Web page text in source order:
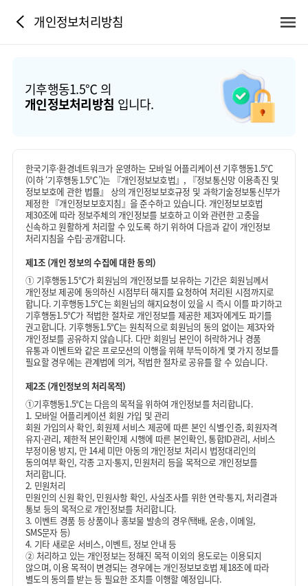
개인정보처리방침
기후행동1.5℃ 의
개인정보처리방침 입니다.
한국기후·환경네트워크가 운영하는 모바일 어플리케이션 기후행동1.5℃
(이하 ‘기후행동1.5℃’)는 『개인정보보호법』, 『정보통신망 이용촉진 및
정보보호에 관한 법률』 상의 개인정보보호규정 및 과학기술정보통신부가
제정한 『개인정보보호지침』을 준수하고 있습니다. 개인정보보호법
제30조에 따라 정보주체의 개인정보를 보호하고 이와 관련한 고충을
신속하고 원활하게 처리할 수 있도록 하기 위하여 다음과 같이 개인정보
처리지침을 수립·공개합니다.
제1조 (개인 정보의 수집에 대한 동의)
① 기후행동1.5℃가 회원님의 개인정보를 보유하는 기간은 회원님께서
개인정보 제공에 동의하신 시점부터 해지를 요청하여 처리된 시점까지로
합니다. 기후행동1.5℃는 회원님의 해지요청이 있을 시 즉시 이를 파기하고
기후행동1.5℃가 적법한 절차로 개인정보를 제공한 제3자에게도 파기를
권고합니다. 기후행동1.5℃는 원칙적으로 회원님의 동의 없이는 제3자와
개인정보를 공유하지 않습니다. 다만 회원님 본인이 허락하거나 경품
유통과 이벤트와 같은 프로모션의 이행을 위해 부득이하게 몇 가지 정보를
필요할 경우에는 관계법에 의거, 적법한 절차로 공유를 할 수 있습니다.
제2조 (개인정보의 처리목적)
①기후행동1.5℃는 다음의 목적을 위하여 개인정보를 처리합니다.
1. 모바일 어플리케이션 회원 가입 및 관리
회원 가입의사 확인, 회원제 서비스 제공에 따른 본인 식별·인증, 회원자격
유지·관리, 제한적 본인확인제 시행에 따른 본인확인, 통합ID관리, 서비스
부정이용 방지, 만 14세 미만 아동의 개인정보 처리시 법정대리인의
동의여부 확인, 각종 고지·통지, 민원처리 등을 목적으로 개인정보를
처리합니다.
2. 민원처리
민원인의 신원 확인, 민원사항 확인, 사실조사를 위한 연락·통지, 처리결과
통보 등의 목적으로 개인정보를 처리합니다.
3. 이벤트 경품 등 상품이나 홍보물 발송의 경우(택배, 운송, 이메일,
SMS문자 등)
4. 기타 새로운 서비스, 이벤트, 정보 안내 등
② 처리하고 있는 개인정보는 정해진 목적 이외의 용도로는 이용되지
않으며, 이용 목적이 변경되는 경우에는 개인정보보호법 제18조에 따라
별도의 동의를 받는 등 필요한 조치를 이행할 예정입니다.